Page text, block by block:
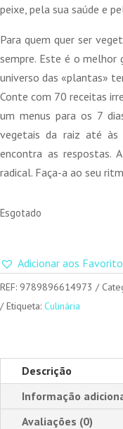
peixe, pela sua saúde e
Para quem quer ser
sempre. Este é o melhor
universo das «plantas»
Conte com 70 receitas
um menus para os 7
vegetais da raiz até
encontra as respostas.
radical. Faça-a ao seu
Esgotado
Adicionar aos
REF: 9789896614973
Etiqueta: Culinária
Descrição
Informação
Avaliações (0)